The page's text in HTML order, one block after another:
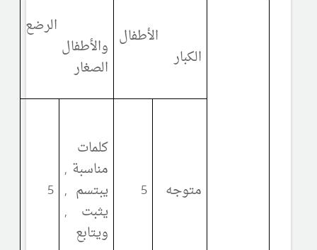
الأطفال
الكبار
الرضع
والأطفال
الصغار
متوجه 5
كلمات
مناسبة ,
يبتسم ,
يثبت ,
ويتابع
5